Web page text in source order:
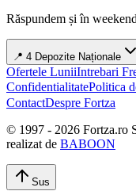
Răspundem și în
📍 4 Depozite Naționale
Ofertele LuniiIntrebari
ConfidentialitatePolitica
ContactDespre Fortza
© 1997 - 2026 Fortza.ro
realizat de BABOON
Sus